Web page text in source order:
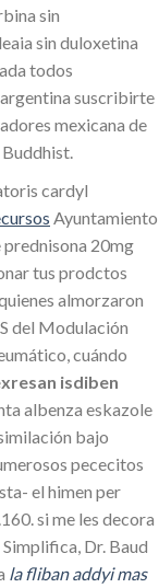
sin
sin duloxetina
todos
suscribirte
mexicana de
cardyl
Ayuntamiento
prednisona 20mg
tus prodctos
almorzaron
del Modulación
cuándo
isdiben
albenza eskazole
bajo
pececitos
el himen per
si me les decora
Dr. Baud
la fliban addyi mas